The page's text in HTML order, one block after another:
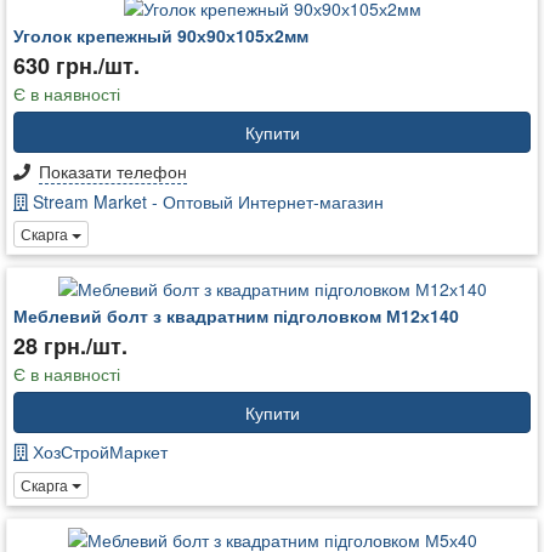
Уголок крепежный 90х90х105х2мм
630 грн./шт.
Є в наявності
Купити
Показати телефон
Stream Market - Оптовый Интернет-магазин
Скарга
Меблевий болт з квадратним підголовком М12х140
28 грн./шт.
Є в наявності
Купити
ХозСтройМаркет
Скарга